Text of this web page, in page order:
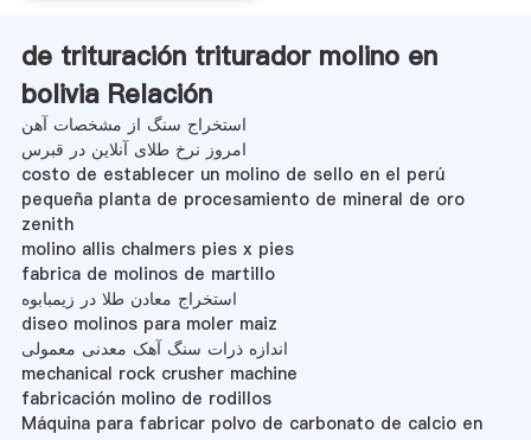
de trituración triturador molino en
bolivia Relación
استخراج سنگ از مشخصات آهن
امروز نرخ طلای آنلاین در قبرس
costo de establecer un molino de sello en el perú
pequeña planta de procesamiento de mineral de oro
zenith
molino allis chalmers pies x pies
fabrica de molinos de martillo
استخراج معادن طلا در زیمبابوه
diseo molinos para moler maiz
اندازه ذرات سنگ آهک معدنی معمولی
mechanical rock crusher machine
fabricación molino de rodillos
Máquina para fabricar polvo de carbonato de calcio en